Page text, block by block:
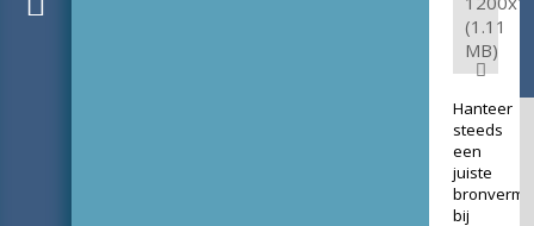
(1.11
MB)
Hanteer
steeds
een
juiste
bij